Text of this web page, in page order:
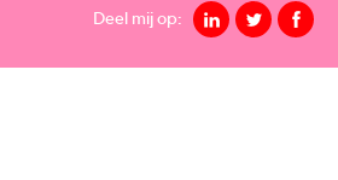
Deel mij op: